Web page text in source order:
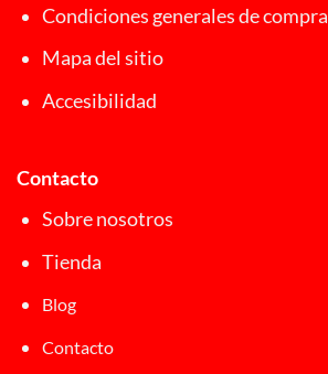
Condiciones generales de compra
Mapa del sitio
Accesibilidad
Contacto
Sobre nosotros
Tienda
Blog
Contacto